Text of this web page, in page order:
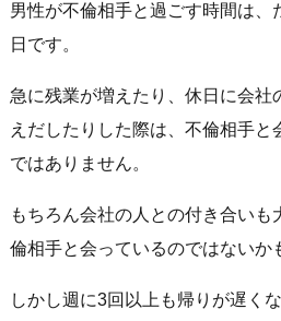
男性が不倫相手と過ごす時間は、
日です。
急に残業が増えたり、休日に会社
えだしたりした際は、不倫相手と
ではありません。
もちろん会社の人との付き合いも
倫相手と会っているのではないか
しかし週に3回以上も帰りが遅く